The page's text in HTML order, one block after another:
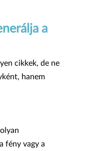
a
cikkek, de ne
hanem
fény vagy a